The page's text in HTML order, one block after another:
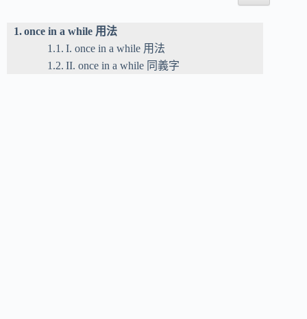
once in a while 用法
I. once in a while 用法
II. once in a while 同義字